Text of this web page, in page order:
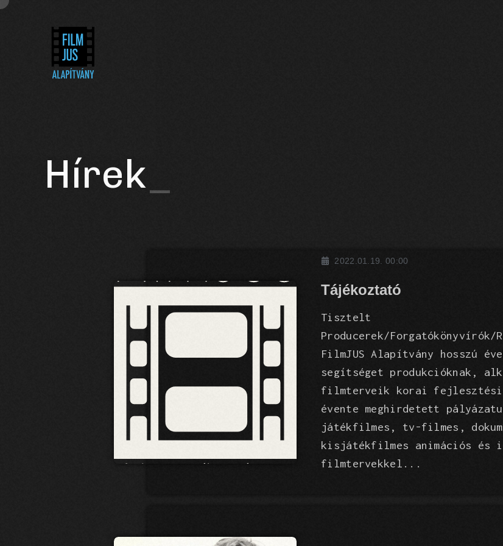
Hírek
2022.01.19. 00:00
Tájékoztató
Tisztelt
Producerek/Forgatókönyvírók/
FilmJUS Alapítvány hosszú
segítséget produkcióknak,
filmterveik korai fejlesztési
évente meghirdetett
játékfilmes, tv-filmes,
kisjátékfilmes animációs és
filmtervekkel...